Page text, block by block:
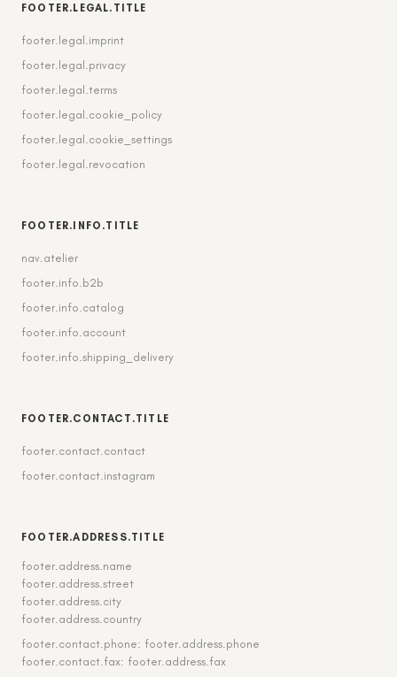
FOOTER.LEGAL.TITLE
footer.legal.imprint
footer.legal.privacy
footer.legal.terms
footer.legal.cookie_policy
footer.legal.cookie_settings
footer.legal.revocation
FOOTER.INFO.TITLE
nav.atelier
footer.info.b2b
footer.info.catalog
footer.info.account
footer.info.shipping_delivery
FOOTER.CONTACT.TITLE
footer.contact.contact
footer.contact.instagram
FOOTER.ADDRESS.TITLE
footer.address.name
footer.address.street
footer.address.city
footer.address.country
footer.contact.phone: footer.address.phone
footer.contact.fax: footer.address.fax